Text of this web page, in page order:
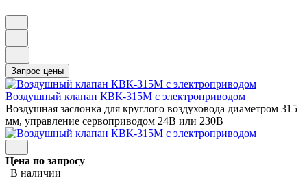
Воздушный клапан КВК-315М с электроприводом
Воздушная заслонка для круглого воздуховода диаметром 315
мм, управление сервоприводом 24В или 230В
Цена по запросу
В наличии